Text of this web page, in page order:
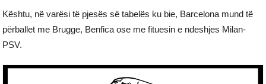
Kështu, në varësi të pjesës së tabelës ku bie, Barcelona mund të
përballet me Brugge, Benfica ose me fituesin e ndeshjes Milan-
PSV.